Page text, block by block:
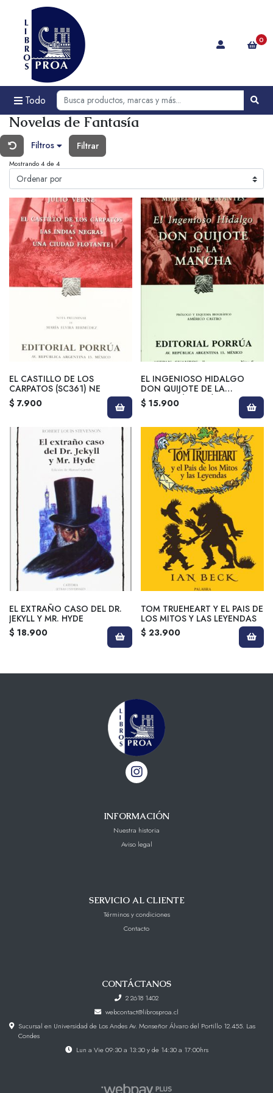
Todo
0
Novelas de Fantasía
Filtros Filtrar
Mostrando 4 de 4
EL CASTILLO DE LOS
CARPATOS (SC361) NE
$ 7.900
EL INGENIOSO HIDALGO
DON QUIJOTE DE LA
MANCHA (SC006) NE
$ 15.900
EL EXTRAÑO CASO DEL DR.
JEKYLL Y MR. HYDE
$ 18.900
TOM TRUEHEART Y EL PAIS DE
LOS MITOS Y LAS LEYENDAS
$ 23.900
INFORMACIÓN
Nuestra historia
Aviso legal
SERVICIO AL CLIENTE
Términos y condiciones
Contacto
CONTÁCTANOS
2 2618 1402
webcontact@librosproa.cl
Sucursal en Universidad de Los Andes Av. Monseñor Álvaro del Portillo 12.455. Las
Condes
Lun a Vie 09:30 a 13:30 y de 14:30 a 17:00hrs